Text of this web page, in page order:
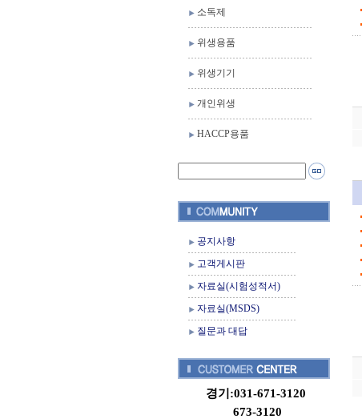
소독제
위생용품
위생기기
개인위생
HACCP용품
공지사항
고객게시판
자료실(시험성적서)
자료실(MSDS)
질문과 대답
경기:031-671-3120
673-3120